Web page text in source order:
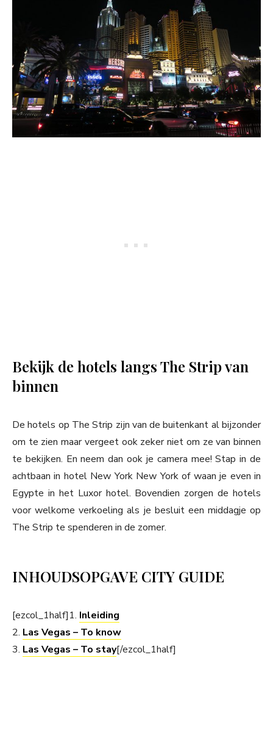
Bekijk de hotels langs The Strip van
binnen
De hotels op The Strip zijn van de buitenkant al bijzonder
om te zien maar vergeet ook zeker niet om ze van binnen
te bekijken. En neem dan ook je camera mee! Stap in de
achtbaan in hotel New York New York of waan je even in
Egypte in het Luxor hotel. Bovendien zorgen de hotels
voor welkome verkoeling als je besluit een middagje op
The Strip te spenderen in de zomer.
INHOUDSOPGAVE CITY GUIDE
[ezcol_1half]1. Inleiding
2. Las Vegas – To know
3. Las Vegas – To stay[/ezcol_1half]